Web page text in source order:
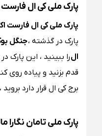
پارک ملی کی ال فارست
پارک ملی کی ال فارست
پارک در گذشته ،جنگل
الرا ببینید ، این
قدم بزنید و پیاده روی
برج کی ال قرار دارد
پارک ملی تامان نگارا